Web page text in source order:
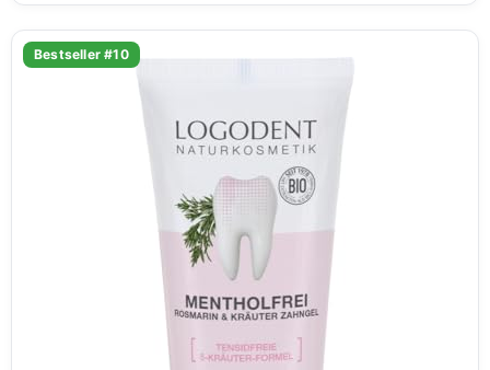
Bestseller #10